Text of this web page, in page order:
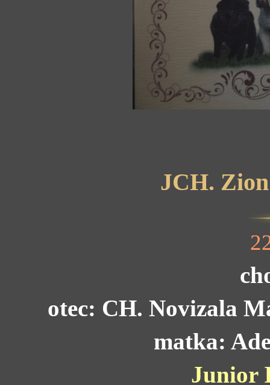
JCH.
otec: CH. Novizala
matka:
Junior